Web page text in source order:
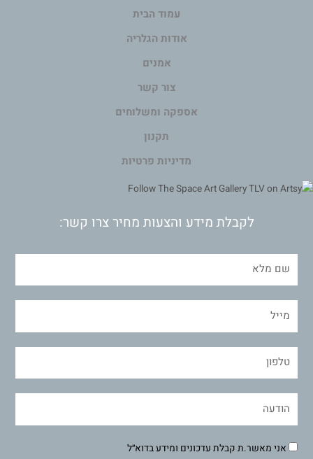
עמוד הבית
אודות הגלריה
אמנים
צור קשר
אספקה ומשלוחים
תקנון
מדיניות פרטיות
לקבלת מידע והצעות מחיר צרו קשר:
אני מאשר.ת קבלת עדכונים ומידע בדוא״ל